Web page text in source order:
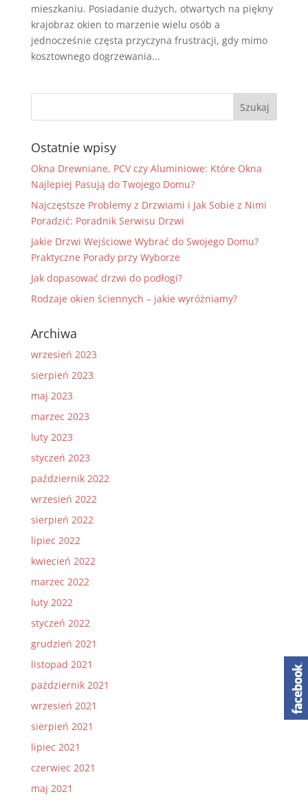
mieszkaniu. Posiadanie dużych, otwartych na piękny
krajobraz okien to marzenie wielu osób a
jednocześnie częsta przyczyna frustracji, gdy mimo
kosztownego dogrzewania...
Ostatnie wpisy
Okna Drewniane, PCV czy Aluminiowe: Które Okna
Najlepiej Pasują do Twojego Domu?
Najczęstsze Problemy z Drzwiami i Jak Sobie z Nimi
Poradzić: Poradnik Serwisu Drzwi
Jakie Drzwi Wejściowe Wybrać do Swojego Domu?
Praktyczne Porady przy Wyborze
Jak dopasować drzwi do podłogi?
Rodzaje okien ściennych – jakie wyróżniamy?
Archiwa
wrzesień 2023
sierpień 2023
maj 2023
marzec 2023
luty 2023
styczeń 2023
październik 2022
wrzesień 2022
sierpień 2022
lipiec 2022
kwiecień 2022
marzec 2022
luty 2022
styczeń 2022
grudzień 2021
listopad 2021
październik 2021
wrzesień 2021
sierpień 2021
lipiec 2021
czerwiec 2021
maj 2021